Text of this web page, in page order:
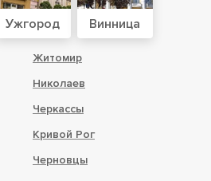
Ужгород Винница
Житомир
Николаев
Черкассы
Кривой Рог
Черновцы